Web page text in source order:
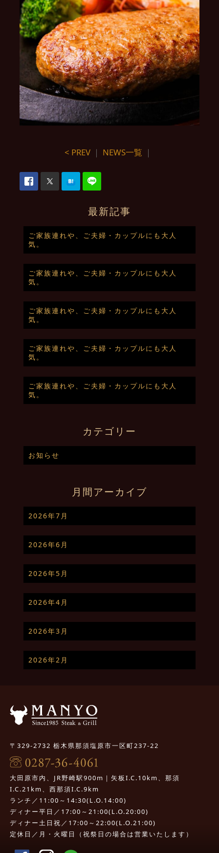
< PREV ｜ NEWS一覧 ｜
最新記事
ご家族連れや、ご夫婦・カップルにも大人
気。
ご家族連れや、ご夫婦・カップルにも大人
気。
ご家族連れや、ご夫婦・カップルにも大人
気。
ご家族連れや、ご夫婦・カップルにも大人
気。
ご家族連れや、ご夫婦・カップルにも大人
気。
カテゴリー
お知らせ
月間アーカイブ
2026年7月
2026年6月
2026年5月
2026年4月
2026年3月
2026年2月
〒329-2732 栃木県那須塩原市一区町237-22
大田原市内、JR野崎駅900m｜矢板I.C.10km、那須
I.C.21km、西那須I.C.9km
ランチ／11:00～14:30(L.O.14:00)
ディナー平日／17:00～21:00(L.O.20:00)
ディナー土日祝／17:00～22:00(L.O.21:00)
定休日／月・火曜日（祝祭日の場合は営業いたします）